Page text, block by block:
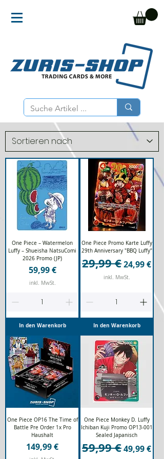
One Piece – Watermelon
Luffy – Shueisha NatsuComi
2026 Promo (JP)
Preis
59,99 €
inkl. MwSt.
In den Warenkorb
One Piece Promo Karte Luffy
29th Anniversary "BBQ Luffy"
Standardpreis
29,99 €Sale-Preis
24,99 €
inkl. MwSt.
In den Warenkorb
One Piece OP16 The Time of
Battle Pre Order 1x Pro
Haushalt
Preis
149,99 €
One Piece Monkey D. Luffy
Ichiban Kuji Promo OP13-001
Sealed Japanisch
Standardpreis
59,99 € Sale-Preis
49,99 €